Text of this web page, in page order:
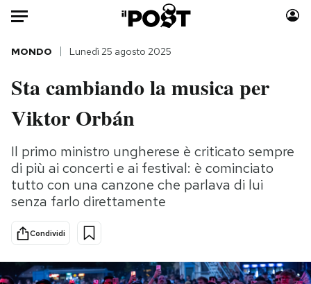
Auto
HOME
Italia
Politica
Tecnologia
Internet
Cultura
Sport
Consumismi
Storie/Idee
Ok Boomer!
Mondiali calcio 2026
MONDO Lunedì 25 agosto 2025
Sta cambiando la musica per
Viktor Orbán
Il primo ministro ungherese è criticato sempre
di più ai concerti e ai festival: è cominciato
tutto con una canzone che parlava di lui
senza farlo direttamente
Condividi